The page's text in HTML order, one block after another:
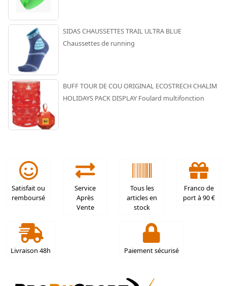
SIDAS CHAUSSETTES TRAIL ULTRA BLUE
Chaussettes de running
BUFF TOUR DE COU ORIGINAL ECOSTRECH CHALIM
HOLIDAYS PACK DISPLAY Foulard multifonction
Satisfait ou
remboursé
Service
Après
Vente
Tous les
articles en
stock
Franco de
port à 90 €
Livraison 48h Paiement sécurisé